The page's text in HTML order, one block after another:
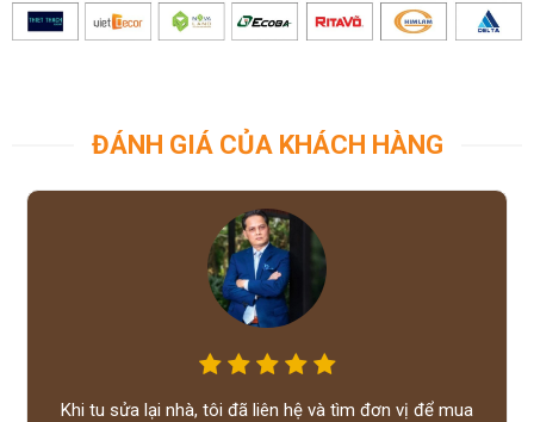
ĐÁNH GIÁ CỦA KHÁCH HÀNG
Khi tu sửa lại nhà, tôi đã liên hệ và tìm đơn vị để mua